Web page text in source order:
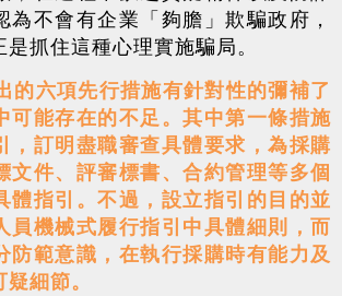
為不會有企業「夠膽」欺騙政府，
抓住這種心理實施騙局。
的六項先行措施有針對性的彌補了
可能存在的不足。其中第一條措施
，訂明盡職審查具體要求，為採購
文件、評審標書、合約管理等多個
體指引。不過，設立指引的目的並
員機械式履行指引中具體細則，而
防範意識，在執行採購時有能力及
細節。